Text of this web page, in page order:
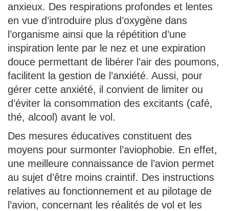
anxieux. Des respirations profondes et lentes
en vue d’introduire plus d’oxygène dans
l’organisme ainsi que la répétition d’une
inspiration lente par le nez et une expiration
douce permettant de libérer l’air des poumons,
facilitent la gestion de l’anxiété. Aussi, pour
gérer cette anxiété, il convient de limiter ou
d’éviter la consommation des excitants (café,
thé, alcool) avant le vol.
Des mesures éducatives constituent des
moyens pour surmonter l’aviophobie. En effet,
une meilleure connaissance de l’avion permet
au sujet d’être moins craintif. Des instructions
relatives au fonctionnement et au pilotage de
l’avion, concernant les réalités de vol et les